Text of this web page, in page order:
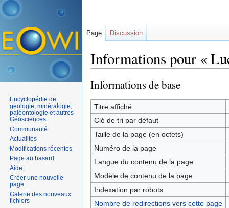
Informations pour «
Informations de base
Titre affiché
Clé de tri par défaut
Taille de la page (en octets)
Numéro de la page
Langue du contenu de la page
Modèle de contenu de la page
Indexation par robots
Nombre de redirections vers cette page
Page Discussion
Encyclopédie de
géologie, minéralogie,
paléontologie et autres
Géosciences
Communauté
Actualités
Modifications récentes
Page au hasard
Aide
Créer une nouvelle
page
Galerie des nouveaux
fichiers